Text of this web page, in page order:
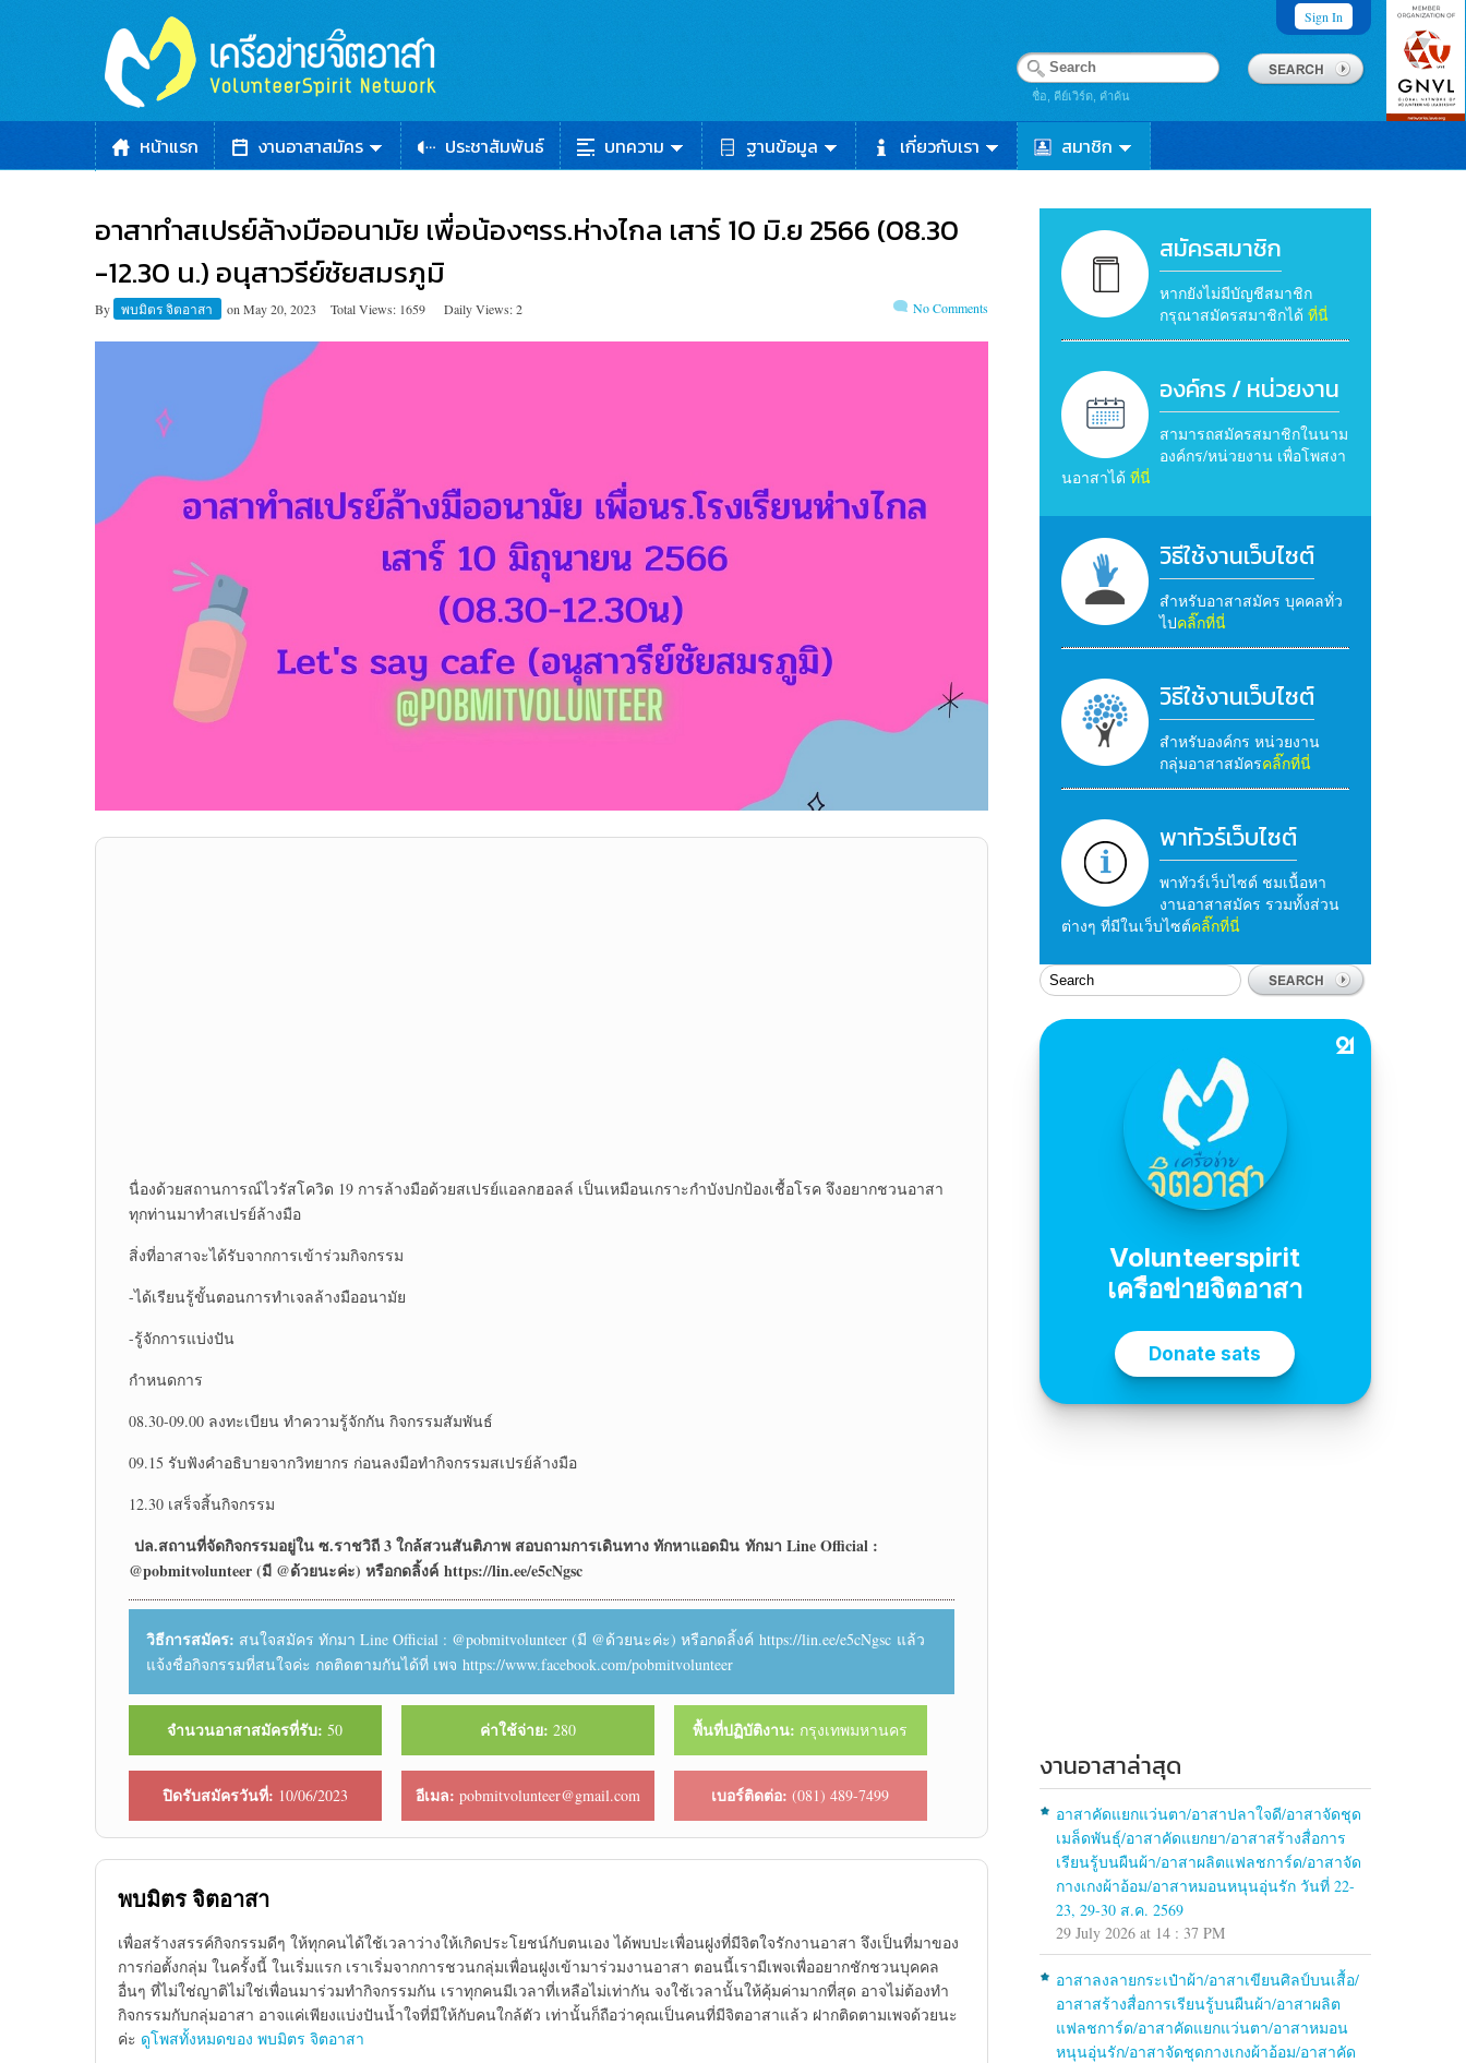
Sign In
ชื่อ, คีย์เวิร์ด, คำค้น
หน้าแรก งานอาสาสมัคร ประชาสัมพันธ์ บทความ ฐานข้อมูล เกี่ยวกับเรา สมาชิก
อาสาทำสเปรย์ล้างมืออนามัย เพื่อน้องๆรร.ห่างไกล เสาร์ 10 มิ.ย 2566 (08.30
-12.30 น.) อนุสาวรีย์ชัยสมรภูมิ
By พบมิตร จิตอาสา on May 20, 2023 Total Views: 1659 Daily Views: 2 No Comments
นื่องด้วยสถานการณ์ไวรัสโควิด 19 การล้างมือด้วยสเปรย์แอลกฮอลล์ เป็นเหมือนเกราะกำบังปกป้องเชื้อโรค จึงอยากชวนอาสา
ทุกท่านมาทำสเปรย์ล้างมือ
สิ่งที่อาสาจะได้รับจากการเข้าร่วมกิจกรรม
-ได้เรียนรู้ขั้นตอนการทำเจลล้างมืออนามัย
-รู้จักการแบ่งปัน
กำหนดการ
08.30-09.00 ลงทะเบียน ทำความรู้จักกัน กิจกรรมสัมพันธ์
09.15 รับฟังคำอธิบายจากวิทยากร ก่อนลงมือทำกิจกรรมสเปรย์ล้างมือ
12.30 เสร็จสิ้นกิจกรรม
ปล.สถานที่จัดกิจกรรมอยู่ใน ซ.ราชวิถี 3 ใกล้สวนสันติภาพ สอบถามการเดินทางทักหาแอดมิน ทักมา Line Official :
@pobmitvolunteer (มี @ด้วยนะค่ะ) หรือกดลิ้งค์ https://lin.ee/e5cNgsc
วิธีการสมัคร: สนใจสมัคร ทักมา Line Official : @pobmitvolunteer (มี @ด้วยนะค่ะ) หรือกดลิ้งค์ https://lin.ee/e5cNgsc แล้ว
แจ้งชื่อกิจกรรมที่สนใจค่ะ กดติดตามกันได้ที่ เพจ https://www.facebook.com/pobmitvolunteer
จำนวนอาสาสมัครที่รับ: 50 ค่าใช้จ่าย: 280 พื้นที่ปฏิบัติงาน: กรุงเทพมหานคร
ปิดรับสมัครวันที่: 10/06/2023 อีเมล: pobmitvolunteer@gmail.com เบอร์ติดต่อ: (081) 489-7499
พบมิตร จิตอาสา
เพื่อสร้างสรรค์กิจกรรมดีๆ ให้ทุกคนได้ใช้เวลาว่างให้เกิดประโยชน์กับตนเอง ได้พบปะเพื่อนฝูงที่มีจิตใจรักงานอาสา จึงเป็นที่มาของ
การก่อตั้งกลุ่ม ในครั้งนี้ ในเริ่มแรก เราเริ่มจากการชวนกลุ่มเพื่อนฝูงเข้ามาร่วมงานอาสา ตอนนี้เรามีเพจเพื่ออยากชักชวนบุคคล
อื่นๆ ที่ไม่ใช่ญาติไม่ใช่เพื่อนมาร่วมทำกิจกรรมกัน เราทุกคนมีเวลาที่เหลือไม่เท่ากัน จงใช้เวลานั้นให้คุ้มค่ามากที่สุด อาจไม่ต้องทำ
กิจกรรมกับกลุ่มอาสา อาจแค่เพียงแบ่งปันน้ำใจที่มีให้กับคนใกล้ตัว เท่านั้นก็ถือว่าคุณเป็นคนที่มีจิตอาสาแล้ว ฝากติดตามเพจด้วยนะ
ค่ะ ดูโพสทั้งหมดของ พบมิตร จิตอาสา
สมัครสมาชิก
หากยังไม่มีบัญชีสมาชิก
กรุณาสมัครสมาชิกได้ ที่นี่
องค์กร / หน่วยงาน
สามารถสมัครสมาชิกในนาม
องค์กร/หน่วยงาน เพื่อโพสงา
นอาสาได้ ที่นี่
วิธีใช้งานเว็บไซต์
สำหรับอาสาสมัคร บุคคลทั่ว
ไปคลิ๊กที่นี่
วิธีใช้งานเว็บไซต์
สำหรับองค์กร หน่วยงาน
กลุ่มอาสาสมัครคลิ๊กที่นี่
พาทัวร์เว็บไซต์
พาทัวร์เว็บไซต์ ชมเนื้อหา
งานอาสาสมัคร รวมทั้งส่วน
ต่างๆ ที่มีในเว็บไซต์คลิ๊กที่นี่
งานอาสาล่าสุด
อาสาคัดแยกแว่นตา/อาสาปลาใจดี/อาสาจัดชุด
เมล็ดพันธุ์/อาสาคัดแยกยา/อาสาสร้างสื่อการ
เรียนรู้บนผืนผ้า/อาสาผลิตแฟลชการ์ด/อาสาจัด
กางเกงผ้าอ้อม/อาสาหมอนหนุนอุ่นรัก วันที่ 22-
23, 29-30 ส.ค. 2569
29 July 2026 at 14 : 37 PM
อาสาลงลายกระเป๋าผ้า/อาสาเขียนศิลป์บนเสื้อ/
อาสาสร้างสื่อการเรียนรู้บนผืนผ้า/อาสาผลิต
แฟลชการ์ด/อาสาคัดแยกแว่นตา/อาสาหมอน
หนุนอุ่นรัก/อาสาจัดชุดกางเกงผ้าอ้อม/อาสาคัด